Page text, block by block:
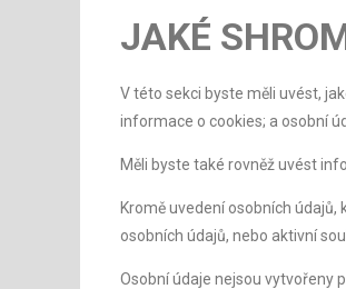
JAKÉ
V této sekci byste měli uvést,
informace o cookies; a osobní
Měli byste také rovněž uvést
Kromě uvedení osobních
osobních údajů, nebo aktivní
Osobní údaje nejsou vytvořeny